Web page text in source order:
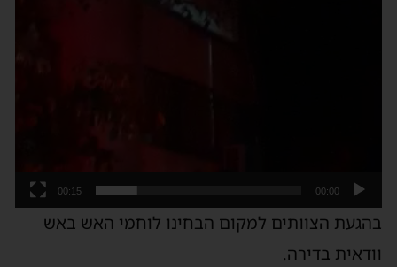
00:00
00:15
הצוותים למקום הבחינו לוחמי האש באש
בדירה.